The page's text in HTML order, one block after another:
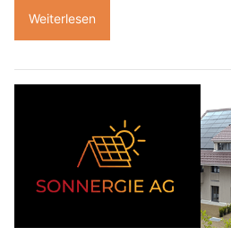
Weiterlesen